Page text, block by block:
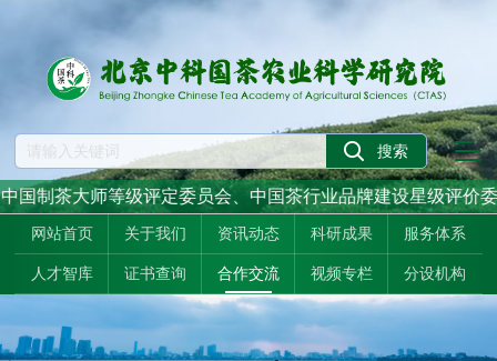
制茶大师等级评定委员会、中国茶行业品牌建设星级评价委
网站首页 关于我们 资讯动态 科研成果 服务体系
人才智库 证书查询 合作交流 视频专栏 分设机构